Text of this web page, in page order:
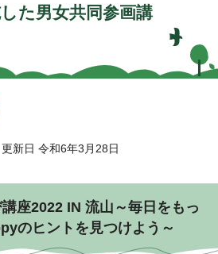
た男女共同参画講
新日 令和6年3月28日
座2022 IN 流山～毎日をもっ
のヒントを見つけよう～